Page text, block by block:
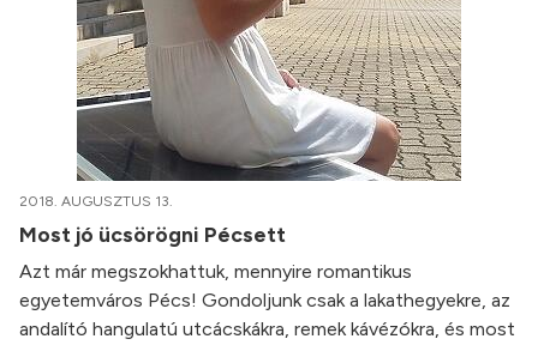
2018. AUGUSZTUS 13.
Most jó ücsörögni Pécsett
Azt már megszokhattuk, mennyire romantikus
egyetemváros Pécs! Gondoljunk csak a lakathegyekre, az
andalító hangulatú utcácskákra, remek kávézókra, és most